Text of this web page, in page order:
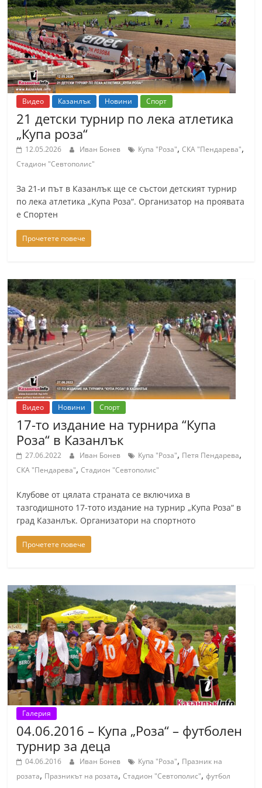
т
К
а
з
а
н
л
ъ
к
б
л
с
т
а
р
а
З
г
о
р
а
–
k
z
a
n
l
k
.
i
n
f
o
,
k
z
a
n
l
Видео Казанлък Новини Спорт
21 детски турнир по лека атлетика
„Купа роза“
12.05.2026 Иван Бонев Купа "Роза",СКА "Пендарева",
Стадион "Севтополис"
За 21-и път в Казанлък ще се състои детският турнир
по лека атлетика „Купа Роза“. Организатор на проявата
е Спортен
Прочетете повече
Видео Новини Спорт
17-то издание на турнира “Купа
Роза“ в Казанлък
27.06.2022 Иван Бонев Купа "Роза", Петя Пендарева,
СКА "Пендарева",Стадион "Севтополис"
Клубове от цялата страната се включиха в
тазгодишното 17-тото издание на турнир „Купа Роза“ в
град Казанлък. Организатори на спортното
Прочетете повече
Галерия
04.06.2016 – Купа „Роза“ – футболен
турнир за деца
04.06.2016 Иван Бонев Купа "Роза", Празник на
розата, Празникът на розата,Стадион "Севтополис",футбол